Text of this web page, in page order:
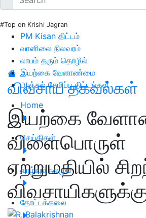
#Top on Krishi Jagran
PM Kisan திட்டம்
வானிலை நிலவரம்
லாபம் தரும் தொழில்
இயற்கை வேளாண்மை
அஞ்சல் சேமிப்பு திட்டங்கள்
Home
செய்திகள்
வாழ்வும் நலமும்
தோட்டக்கலை
விவசாய தகவல்கள்
இயற்கை
விளைபொருள்
ஏற்றுமதியில்
விவசாயிகளுக்கு